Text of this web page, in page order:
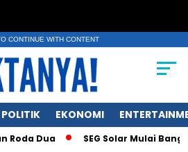
CONTINUE WITH CONTENT
POLITIK EKONOMI
SEG Solar Mulai Bangun